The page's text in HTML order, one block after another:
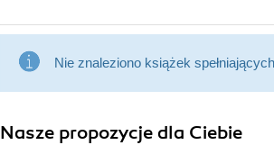
Nie znaleziono książek
Nasze propozycje dla Ciebie